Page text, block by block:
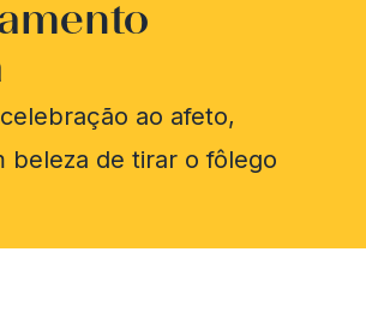
ao afeto,
beleza de tirar o fôlego